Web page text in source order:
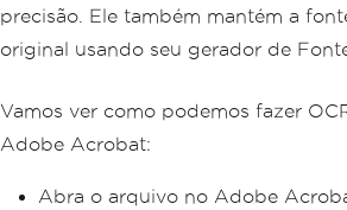
precisão. Ele também mantém a
original usando seu gerador de
Vamos ver como podemos fazer
Adobe Acrobat:
Abra o arquivo no Adobe